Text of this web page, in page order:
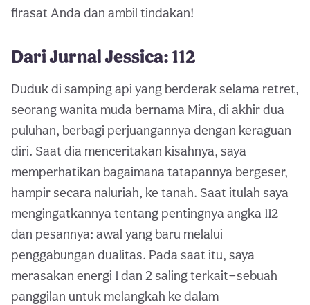
firasat Anda dan ambil tindakan!
Dari Jurnal Jessica: 112
Duduk di samping api yang berderak selama retret,
seorang wanita muda bernama Mira, di akhir dua
puluhan, berbagi perjuangannya dengan keraguan
diri. Saat dia menceritakan kisahnya, saya
memperhatikan bagaimana tatapannya bergeser,
hampir secara naluriah, ke tanah. Saat itulah saya
mengingatkannya tentang pentingnya angka 112
dan pesannya: awal yang baru melalui
penggabungan dualitas. Pada saat itu, saya
merasakan energi 1 dan 2 saling terkait—sebuah
panggilan untuk melangkah ke dalam